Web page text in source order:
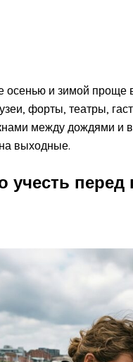
осенью и зимой проще
форты, театры,
между дождями и
выходные.
учесть